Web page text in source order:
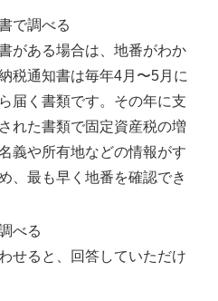
で調べる
がある場合は、地番がわか
税通知書は毎年4月〜5月に
届く書類です。その年に支
れた書類で固定資産税の増
義や所有地などの情報がす
、最も早く地番を確認でき
べる
せると、回答していただけ